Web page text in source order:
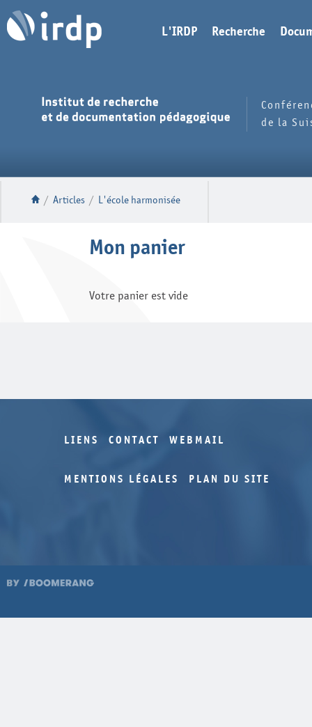
L'IRDP Recherche
de la
/ Articles / L'école harmonisée
Mon panier
Votre panier est vide
LIENS CONTACT WEBMAIL
MENTIONS LÉGALES PLAN DU SITE